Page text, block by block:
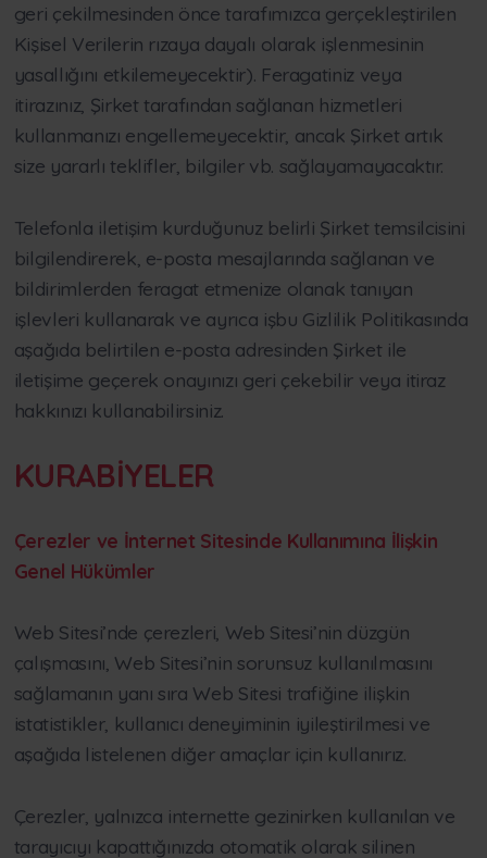
geri çekilmesinden önce tarafımızca gerçekleştirilen
Kişisel Verilerin rızaya dayalı olarak işlenmesinin
yasallığını etkilemeyecektir). Feragatiniz veya
itirazınız, Şirket tarafından sağlanan hizmetleri
kullanmanızı engellemeyecektir, ancak Şirket artık
size yararlı teklifler, bilgiler vb. sağlayamayacaktır.
Telefonla iletişim kurduğunuz belirli Şirket temsilcisini
bilgilendirerek, e-posta mesajlarında sağlanan ve
bildirimlerden feragat etmenize olanak tanıyan
işlevleri kullanarak ve ayrıca işbu Gizlilik Politikasında
aşağıda belirtilen e-posta adresinden Şirket ile
iletişime geçerek onayınızı geri çekebilir veya itiraz
hakkınızı kullanabilirsiniz.
KURABİYELER
Çerezler ve İnternet Sitesinde Kullanımına İlişkin
Genel Hükümler
Web Sitesi’nde çerezleri, Web Sitesi’nin düzgün
çalışmasını, Web Sitesi’nin sorunsuz kullanılmasını
sağlamanın yanı sıra Web Sitesi trafiğine ilişkin
istatistikler, kullanıcı deneyiminin iyileştirilmesi ve
aşağıda listelenen diğer amaçlar için kullanırız.
Çerezler, yalnızca internette gezinirken kullanılan ve
tarayıcıyı kapattığınızda otomatik olarak silinen